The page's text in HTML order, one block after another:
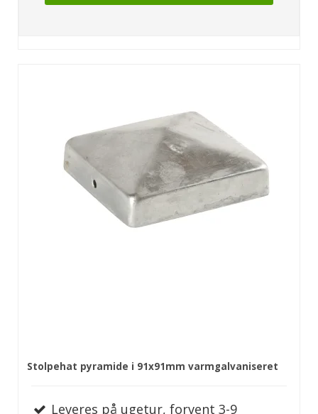
Stolpehat pyramide i 91x91mm varmgalvaniseret
Leveres på ugetur, forvent 3-9